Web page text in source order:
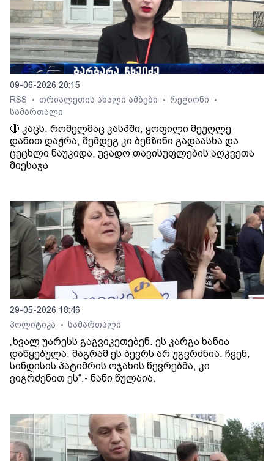
09-06-2026 20:15
RSS
• თრიალეთის ახალი ამბები • რეგიონი •
სამართალი
🔴 კაცს, რომელმაც კასპში, ყოფილი მეუღლე
დანით დაჭრა, შემდეგ კი ბენზინი გადაასხა და
ცეცხლი წაუკიდა, უვადო თავისუფლების აღკვეთა
მიესაჯა
29-05-2026 18:46
პოლიტიკა
• სამართალი
„ხვალ უარესს გაგვიკეთებენ. ეს კარგა ხანია
დაწყებულა, მაგრამ ეს ბევრს არ უგვრძნია. ჩვენ,
სინდისის პატიმრის ოჯახის წევრებმა, კი
ვიგრძენით ეს“.- ნანი წულაია.